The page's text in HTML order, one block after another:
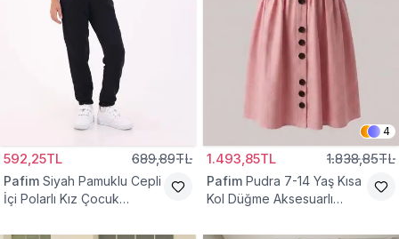
592,25TL 689,89TL
Pafim Siyah Pamuklu Cepli
İçi Polarlı Kız Çocuk
4
1.493,85TL 1.838,85TL
Pafim Pudra 7-14 Yaş Kısa
Kol Düğme Aksesuarlı